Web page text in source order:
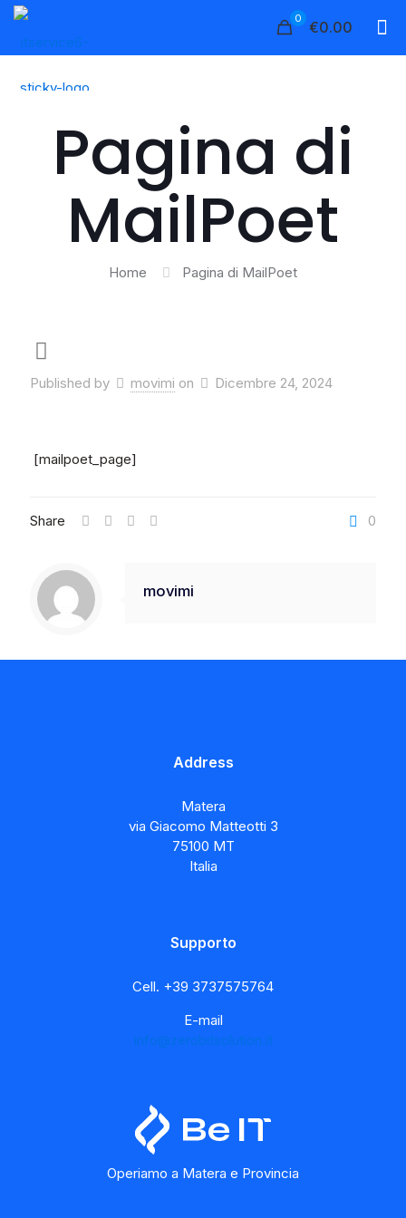
0 €0.00
Pagina di
MailPoet
Home Pagina di MailPoet
Published by movimi on Dicembre 24, 2024
[mailpoet_page]
Share 0
movimi
Address
Matera
via Giacomo Matteotti 3
75100 MT
Italia
Supporto
Cell. +39 3737575764
E-mail
info@zerobitsolution.it
Operiamo a Matera e Provincia